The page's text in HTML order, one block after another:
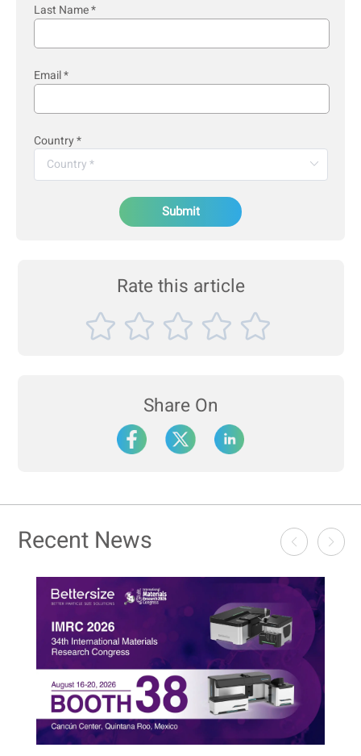
Last Name*
Email*
Country*
Submit
Rate this article
Share On
Recent News